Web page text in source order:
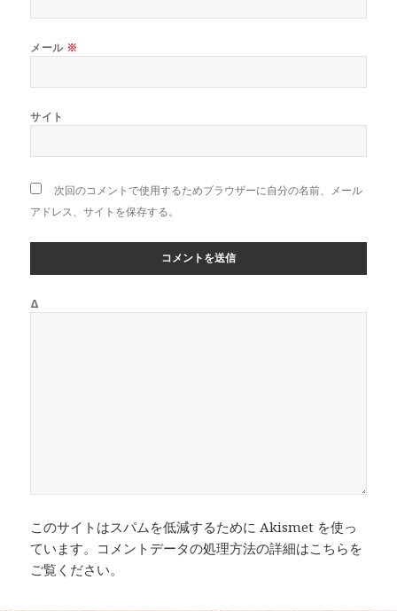
メール ※
サイト
次回のコメントで使用するためブラウザーに自分の名前、メール
アドレス、サイトを保存する。
Δ
このサイトはスパムを低減するために Akismet を使っ
ています。 コメントデータの処理方法の詳細はこちらを
ご覧ください。